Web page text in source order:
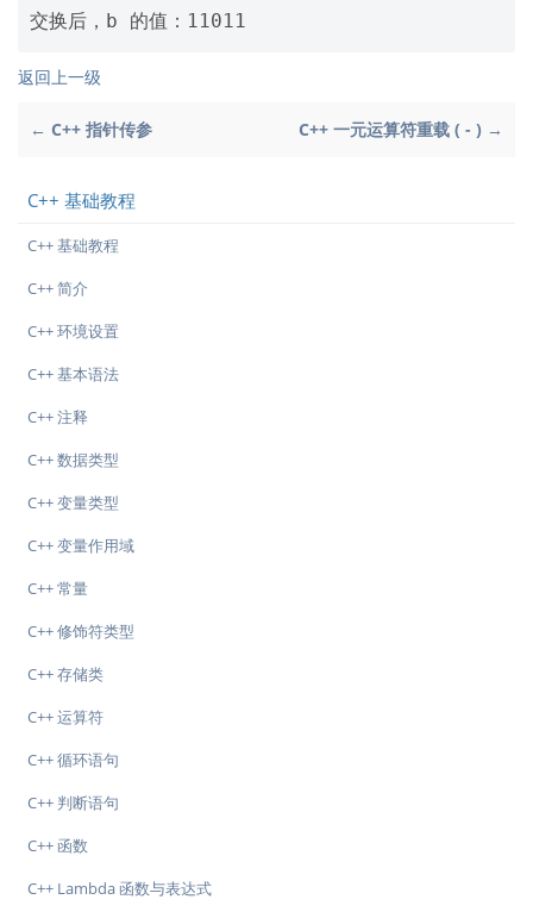
返回上一级
← C++ 指针传参 C++ 一元运算符重载 ( - ) →
C++ 基础教程
C++ 基础教程
C++ 简介
C++ 环境设置
C++ 基本语法
C++ 注释
C++ 数据类型
C++ 变量类型
C++ 变量作用域
C++ 常量
C++ 修饰符类型
C++ 存储类
C++ 运算符
C++ 循环语句
C++ 判断语句
C++ 函数
C++ Lambda 函数与表达式